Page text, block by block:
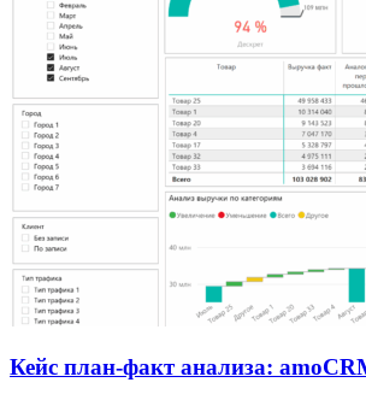
Кейс план-факт анализа: